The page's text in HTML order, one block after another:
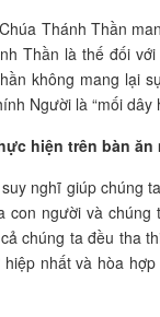
Thánh Thần
Thần là thế đối
không mang lại
Người là “mối
hiện trên bàn ăn
nghĩ giúp chúng
người và
chúng ta đều tha
nhất và hòa